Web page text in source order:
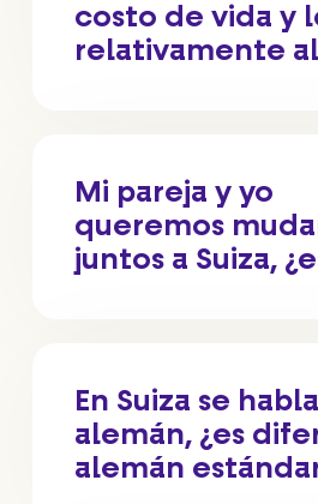
costo de vida y
relativamente
Mi pareja y yo
queremos
juntos a Suiza,
En Suiza se
alemán, ¿es
alemán